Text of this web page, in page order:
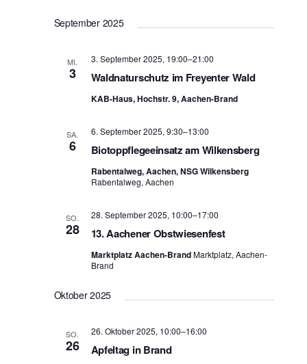
n
a
v
a
September 2025
MI.
3 Waldnaturschutz im Freyenter Wald
3. September 2025, 19:00–21:00
KAB-Haus, Hochstr. 9, Aachen-Brand
SA.
6 Biotoppflegeeinsatz am Wilkensberg
6. September 2025, 9:30–13:00
Rabentalweg, Aachen, NSG Wilkensberg
Rabentalweg, Aachen
SO.
28 13. Aachener Obstwiesenfest
28. September 2025, 10:00–17:00
Marktplatz Aachen-BrandMarktplatz, Aachen-
Brand
Oktober 2025
SO.
26 Apfeltag in Brand
26. Oktober 2025, 10:00–16:00